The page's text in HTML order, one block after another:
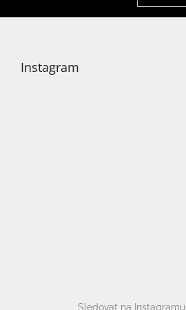
Instagram
Sledovat na Instagramu